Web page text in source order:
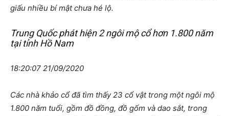
giấu nhiều bí mật chưa hé lộ.
Trung Quốc phát hiện 2 ngôi mộ cổ hơn 1.800 năm
tại tỉnh Hồ Nam
18:20:07 21/09/2020
Các nhà khảo cổ đã tìm thấy 23 cổ vật trong một ngôi mộ
1.800 năm tuổi, gồm đồ đồng, đồ gốm và dao sắt, trong